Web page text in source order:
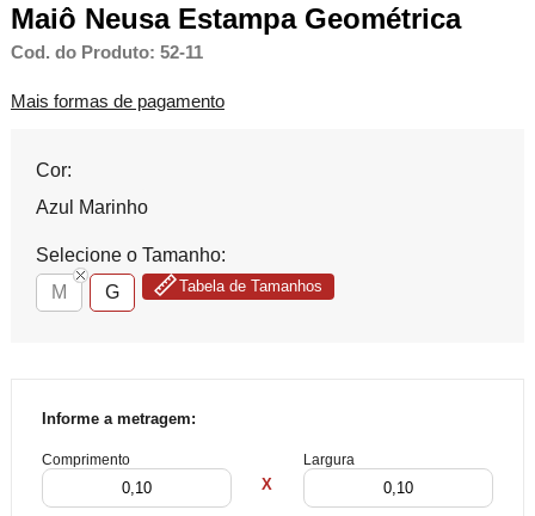
Maiô Neusa Estampa Geométrica
Cod. do Produto: 52-11
Mais formas de pagamento
Cor:
Azul Marinho
Selecione o Tamanho:
M
G Tabela de Tamanhos
Informe a metragem:
Comprimento
X
Largura